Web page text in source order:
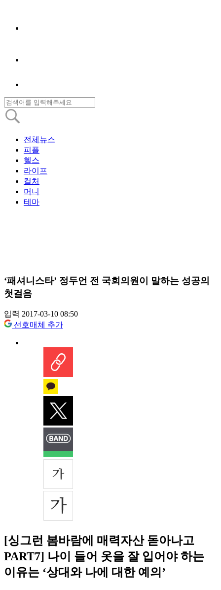
전체뉴스
피플
헬스
라이프
컬처
머니
테마
‘패셔니스타’ 정두언 전 국회의원이 말하는 성공의
첫걸음
입력 2017-03-10 08:50
선호매체 추가
[싱그런 봄바람에 매력자산 돋아나고
PART7] 나이 들어 옷을 잘 입어야 하는
이유는 ‘상대와 나에 대한 예의’